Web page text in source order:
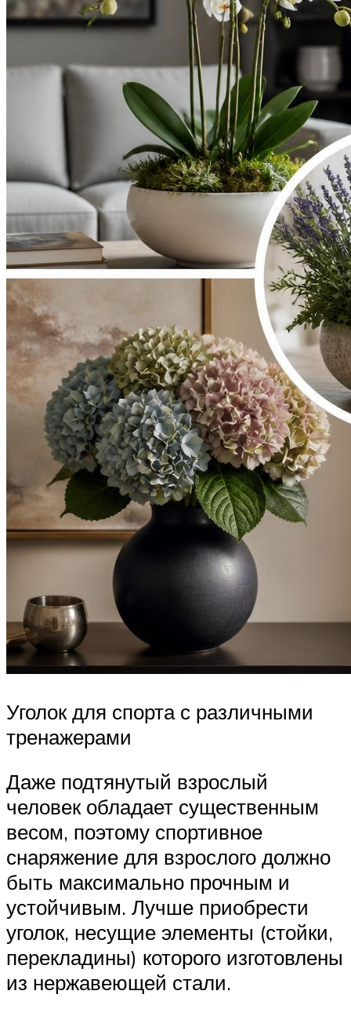
Уголок для спорта с различными
тренажерами
Даже подтянутый взрослый
человек обладает существенным
весом, поэтому спортивное
снаряжение для взрослого должно
быть максимально прочным и
устойчивым. Лучше приобрести
уголок, несущие элементы (стойки,
перекладины) которого изготовлены
из нержавеющей стали.